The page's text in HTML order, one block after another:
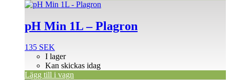
pH Min 1L – Plagron
135 SEK
I lager
Kan skickas idag
Lägg till i vagn